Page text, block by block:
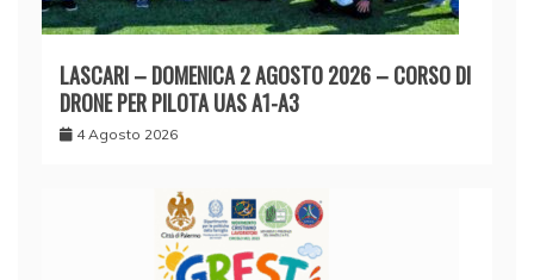
LASCARI – DOMENICA 2 AGOSTO 2026 – CORSO DI
DRONE PER PILOTA UAS A1-A3
4 Agosto 2026